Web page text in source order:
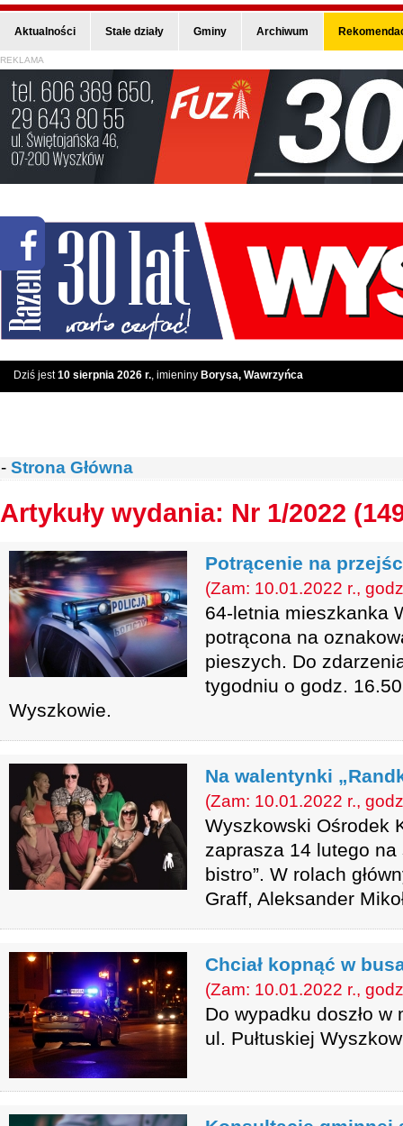
Aktualności Stałe działy Gminy Archiwum
REKLAMA
Dziś jest10 sierpnia 2026 r., imieniny Borysa, Wawrzyńca
- Strona Główna
Artykuły wydania: Nr 1/2022
Potrącenie na
(Zam: 10.01.2022 r.,
64-letnia mieszkanka
potrącona na
pieszych. Do
tygodniu o godz.
Wyszkowie.
Na walentynki
(Zam: 10.01.2022 r.,
Wyszkowski Ośrodek
zaprasza 14 lutego na
bistro”. W rolach
Graff, Aleksander
Chciał kopnąć w
(Zam: 10.01.2022 r.,
Do wypadku doszło
ul. Pułtuskiej